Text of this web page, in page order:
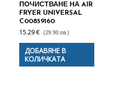
ПОЧИСТВАНЕ НА AIR
FRYER UNIVERSAL
C00859160
15.29 € (29.90 лв.)
ДОБАВЯНЕ В
КОЛИЧКАТА